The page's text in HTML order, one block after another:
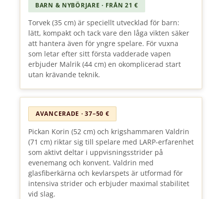
BARN & NYBÖRJARE · FRÅN 21 €
Torvek (35 cm) är speciellt utvecklad för barn:
lätt, kompakt och tack vare den låga vikten säker
att hantera även för yngre spelare. För vuxna
som letar efter sitt första vadderade vapen
erbjuder Malrik (44 cm) en okomplicerad start
utan krävande teknik.
AVANCERADE · 37–50 €
Pickan Korin (52 cm) och krigshammaren Valdrin
(71 cm) riktar sig till spelare med LARP-erfarenhet
som aktivt deltar i uppvisningsstrider på
evenemang och konvent. Valdrin med
glasfiberkärna och kevlarspets är utformad för
intensiva strider och erbjuder maximal stabilitet
vid slag.